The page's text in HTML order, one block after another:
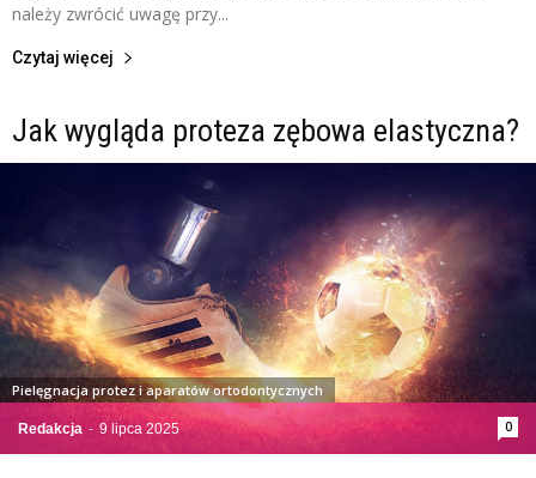
należy zwrócić uwagę przy...
Czytaj więcej
Jak wygląda proteza zębowa elastyczna?
Redakcja - 9 lipca 2025 0
Pielęgnacja protez i aparatów ortodontycznych